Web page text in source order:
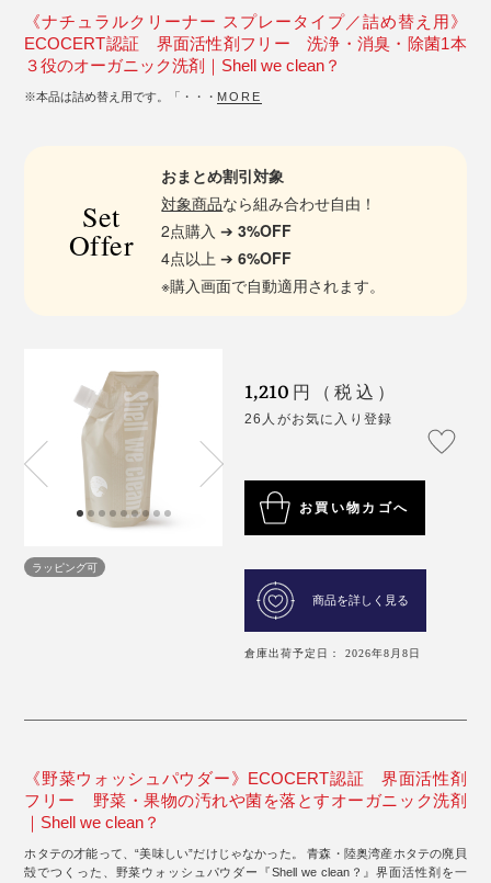
《ナチュラルクリーナー スプレータイプ／詰め替え用》
ECOCERT認証 界面活性剤フリー 洗浄・消臭・除菌1本
３役のオーガニック洗剤｜Shell we clean？
※本品は詰め替え用です。「・・・ MORE
Set
Offer
おまとめ割引対象
対象商品なら組み合わせ自由！
2点購入 ➔3%OFF
4点以上 ➔6%OFF
※購入画面で自動適用されます。
ラッピング可
1,210 円（税込）
26人がお気に入り登録
お買い物カゴへ
商品を詳しく見る
倉庫出荷予定日： 2026年8月8日
《野菜ウォッシュパウダー》ECOCERT認証 界面活性剤
フリー 野菜・果物の汚れや菌を落とすオーガニック洗剤
｜Shell we clean？
ホタテの才能って、“美味しい”だけじゃなかった。 青森・陸奥湾産ホタテの廃貝
殻でつくった、野菜ウォッシュパウダー『Shell we clean？』界面活性剤を一